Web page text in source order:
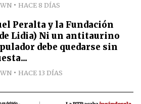
HACE 8 DÍAS
Peralta y la Fundación
Lidia) Ni un antitaurino
debe quedarse sin
HACE 13 DÍAS